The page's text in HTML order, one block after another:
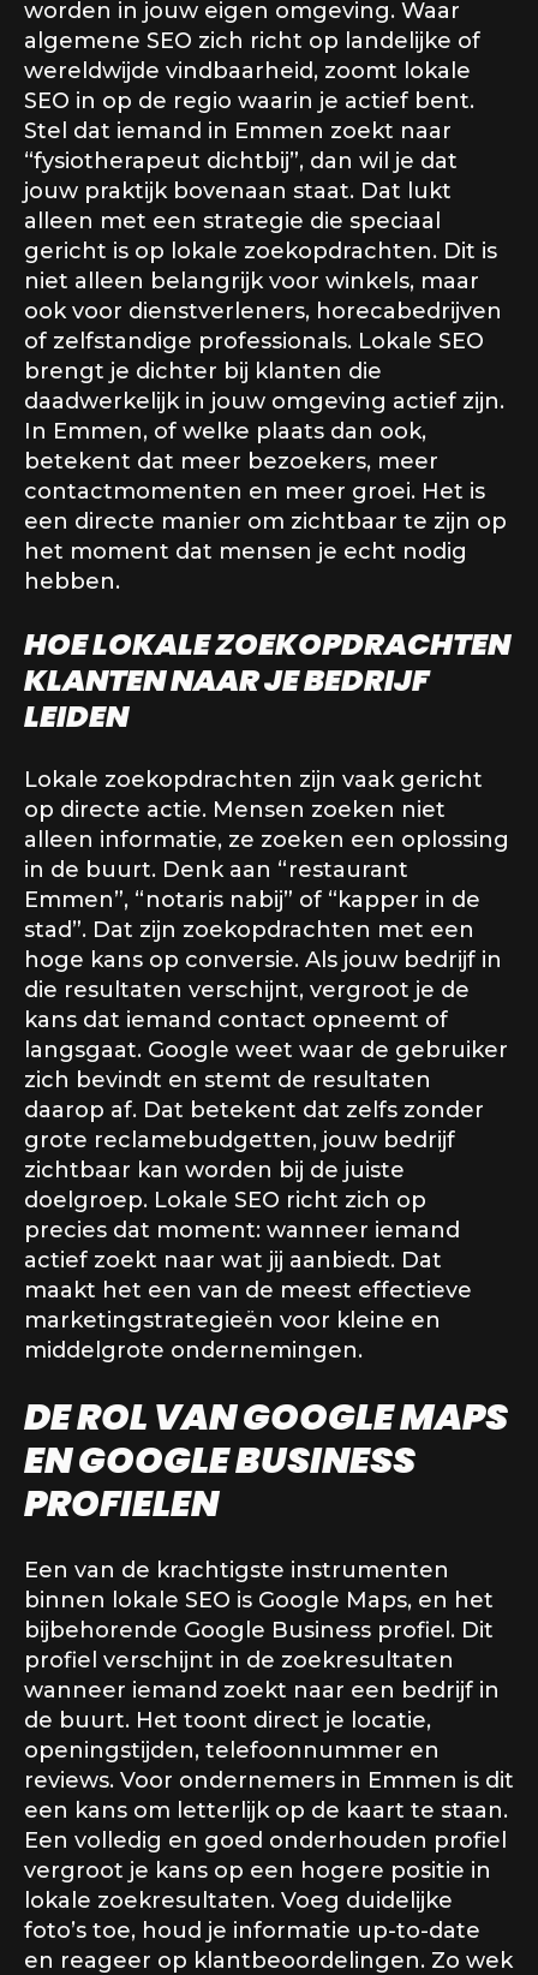
worden in jouw eigen omgeving. Waar
algemene SEO zich richt op landelijke of
wereldwijde vindbaarheid, zoomt lokale
SEO in op de regio waarin je actief bent.
Stel dat iemand in Emmen zoekt naar
“fysiotherapeut dichtbij”, dan wil je dat
jouw praktijk bovenaan staat. Dat lukt
alleen met een strategie die speciaal
gericht is op lokale zoekopdrachten. Dit is
niet alleen belangrijk voor winkels, maar
ook voor dienstverleners, horecabedrijven
of zelfstandige professionals. Lokale SEO
brengt je dichter bij klanten die
daadwerkelijk in jouw omgeving actief zijn.
In Emmen, of welke plaats dan ook,
betekent dat meer bezoekers, meer
contactmomenten en meer groei. Het is
een directe manier om zichtbaar te zijn op
het moment dat mensen je echt nodig
hebben.
HOE LOKALE ZOEKOPDRACHTEN
KLANTEN NAAR JE BEDRIJF
LEIDEN
Lokale zoekopdrachten zijn vaak gericht
op directe actie. Mensen zoeken niet
alleen informatie, ze zoeken een oplossing
in de buurt. Denk aan “restaurant
Emmen”, “notaris nabij” of “kapper in de
stad”. Dat zijn zoekopdrachten met een
hoge kans op conversie. Als jouw bedrijf in
die resultaten verschijnt, vergroot je de
kans dat iemand contact opneemt of
langsgaat. Google weet waar de gebruiker
zich bevindt en stemt de resultaten
daarop af. Dat betekent dat zelfs zonder
grote reclamebudgetten, jouw bedrijf
zichtbaar kan worden bij de juiste
doelgroep. Lokale SEO richt zich op
precies dat moment: wanneer iemand
actief zoekt naar wat jij aanbiedt. Dat
maakt het een van de meest effectieve
marketingstrategieën voor kleine en
middelgrote ondernemingen.
DE ROL VAN GOOGLE MAPS
EN GOOGLE BUSINESS
PROFIELEN
Een van de krachtigste instrumenten
binnen lokale SEO is Google Maps, en het
bijbehorende Google Business profiel. Dit
profiel verschijnt in de zoekresultaten
wanneer iemand zoekt naar een bedrijf in
de buurt. Het toont direct je locatie,
openingstijden, telefoonnummer en
reviews. Voor ondernemers in Emmen is dit
een kans om letterlijk op de kaart te staan.
Een volledig en goed onderhouden profiel
vergroot je kans op een hogere positie in
lokale zoekresultaten. Voeg duidelijke
foto’s toe, houd je informatie up-to-date
en reageer op klantbeoordelingen. Zo wek